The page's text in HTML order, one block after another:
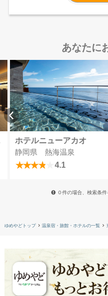
あなたに
パ
ホテルニューアカオ
静岡県 熱海温泉
4.1
０件の場合、検索条
ゆめやどトップ 温泉宿・旅館・ホテルの一覧